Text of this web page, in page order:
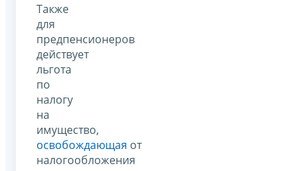
Также
для
предпенсионеров
действует
льгота
по
налогу
на
имущество,
освобождающая от
налогообложения